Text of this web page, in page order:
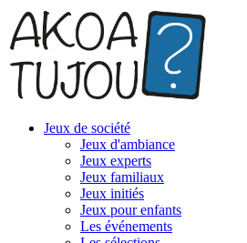
Jeux de société
Jeux d'ambiance
Jeux experts
Jeux familiaux
Jeux initiés
Jeux pour enfants
Les événements